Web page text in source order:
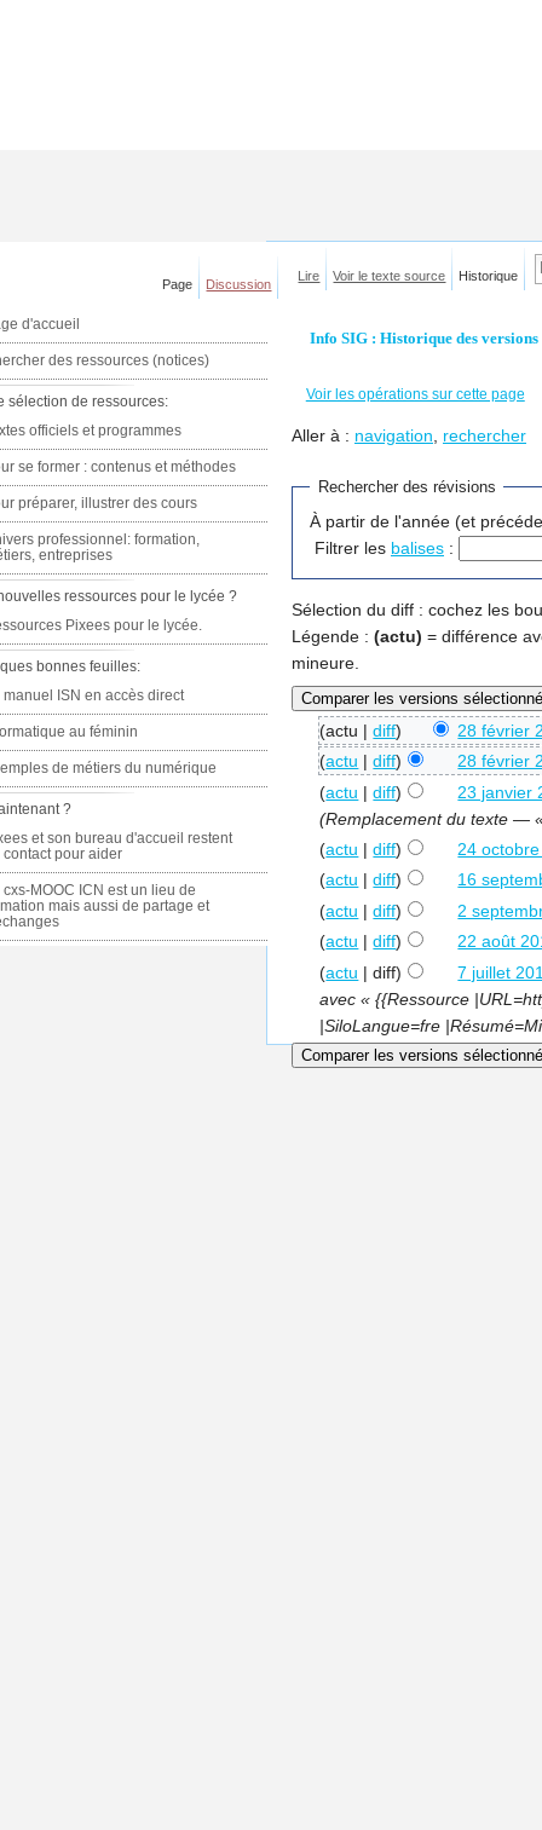
Info SIG : Historique des versions
Voir les opérations sur cette page
Aller à : navigation, rechercher
Rechercher des révisions
À partir de l'année (et
Filtrer les balises :
Sélection du diff : cochez les
Légende : (actu) = différence
mineure.
(actu |diff)
28 février
(actu |diff)
28 février
(actu |diff)
23 janvier
(Remplacement du texte —
(actu |diff)
24
(actu |diff)
16
(actu |diff)
2
(actu |diff)
22 août
(actu | diff)
7 juillet
avec « {{Ressource
|SiloLangue=fre
Page Discussion
Lire Voir le texte source Historique
d'accueil
des ressources (notices)
sélection de ressources:
officiels et programmes
se former : contenus et méthodes
préparer, illustrer des cours
professionnel: formation,
entreprises
ressources pour le lycée ?
Pixees pour le lycée.
bonnes feuilles:
manuel ISN en accès direct
au féminin
de métiers du numérique
?
et son bureau d'accueil restent
contact pour aider
cxs-MOOC ICN est un lieu de
mais aussi de partage et